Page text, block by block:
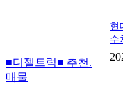
■디젤트럭■ 추천.
매물
현
수